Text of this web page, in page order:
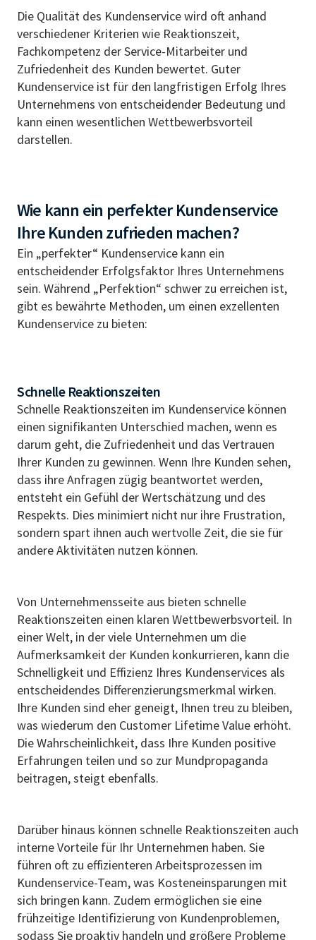
Die Qualität des Kundenservice wird oft anhand
verschiedener Kriterien wie Reaktionszeit,
Fachkompetenz der Service-Mitarbeiter und
Zufriedenheit des Kunden bewertet. Guter
Kundenservice ist für den langfristigen Erfolg Ihres
Unternehmens von entscheidender Bedeutung und
kann einen wesentlichen Wettbewerbsvorteil
darstellen.
Wie kann ein perfekter Kundenservice
Ihre Kunden zufrieden machen?
Ein „perfekter“ Kundenservice kann ein
entscheidender Erfolgsfaktor Ihres Unternehmens
sein. Während „Perfektion“ schwer zu erreichen ist,
gibt es bewährte Methoden, um einen exzellenten
Kundenservice zu bieten:
Schnelle Reaktionszeiten
Schnelle Reaktionszeiten im Kundenservice können
einen signifikanten Unterschied machen, wenn es
darum geht, die Zufriedenheit und das Vertrauen
Ihrer Kunden zu gewinnen. Wenn Ihre Kunden sehen,
dass ihre Anfragen zügig beantwortet werden,
entsteht ein Gefühl der Wertschätzung und des
Respekts. Dies minimiert nicht nur ihre Frustration,
sondern spart ihnen auch wertvolle Zeit, die sie für
andere Aktivitäten nutzen können.
Von Unternehmensseite aus bieten schnelle
Reaktionszeiten einen klaren Wettbewerbsvorteil. In
einer Welt, in der viele Unternehmen um die
Aufmerksamkeit der Kunden konkurrieren, kann die
Schnelligkeit und Effizienz Ihres Kundenservices als
entscheidendes Differenzierungsmerkmal wirken.
Ihre Kunden sind eher geneigt, Ihnen treu zu bleiben,
was wiederum den Customer Lifetime Value erhöht.
Die Wahrscheinlichkeit, dass Ihre Kunden positive
Erfahrungen teilen und so zur Mundpropaganda
beitragen, steigt ebenfalls.
Darüber hinaus können schnelle Reaktionszeiten auch
interne Vorteile für Ihr Unternehmen haben. Sie
führen oft zu effizienteren Arbeitsprozessen im
Kundenservice-Team, was Kosteneinsparungen mit
sich bringen kann. Zudem ermöglichen sie eine
frühzeitige Identifizierung von Kundenproblemen,
sodass Sie proaktiv handeln und größere Probleme